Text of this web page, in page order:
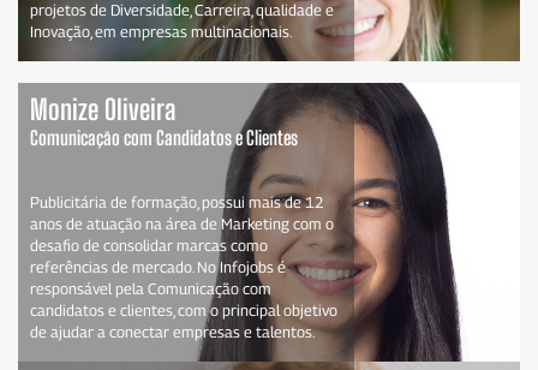
projetos de Diversidade, Carreira, qualidade e
Inovação, em empresas multinacionais.
Monize Oliveira
Comunicação com Candidatos e Clientes
Publicitária de formação, possui mais de 12
anos de atuação na área de Marketing com o
desafio de consolidar marcas como
referências de mercado. No Infojobs é
responsável pela Comunicação com
candidatos e clientes, com o principal objetivo
de ajudar a conectar empresas e talentos.